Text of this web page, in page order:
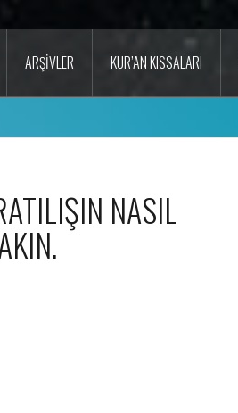
ARŞIVLER KUR’AN KISSALARI
NASIL